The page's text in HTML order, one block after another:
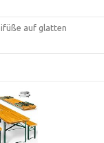
auf glatten